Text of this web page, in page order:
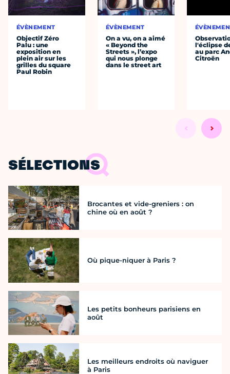
ÉVÈNEMENT
Objectif Zéro
Palu : une
exposition en
plein air sur les
grilles du square
Paul Robin
ÉVÈNEMENT
On a vu, on a aimé
« Beyond the
Streets », l’expo
qui nous plonge
dans le street art
l'éclipse
au parc
Citroën
SÉLECTIONS
Brocantes et vide-greniers : on
chine où en août ?
Où pique-niquer à Paris ?
Les petits bonheurs parisiens en
août
Les meilleurs endroits où naviguer
à Paris